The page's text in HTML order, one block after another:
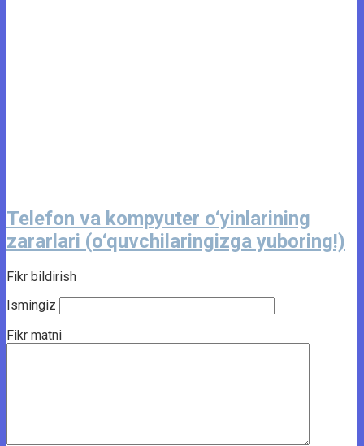
Telefon va kompyuter o‘yinlarining
zararlari (o‘quvchilaringizga yuboring!)
Fikr bildirish
Ismingiz
Fikr matni